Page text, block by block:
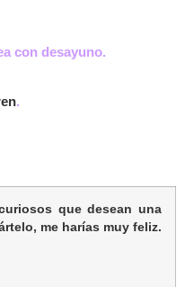
con desayuno.
.
que desean una
me harías muy feliz.